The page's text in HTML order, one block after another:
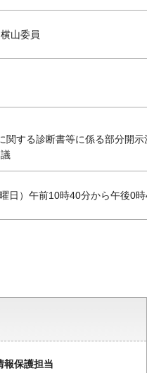
山委員
する診断書等に係る部分開示決
日）午前10時40分から午後0時
報保護担当